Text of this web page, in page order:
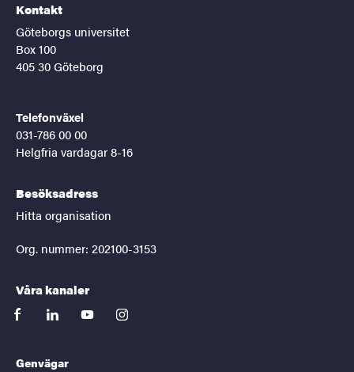
Kontakt
Göteborgs universitet
Box 100
405 30 Göteborg
Telefonväxel
031-786 00 00
Helgfria vardagar 8-16
Besöksadress
Hitta organisation
Org. nummer: 202100-3153
Våra kanaler
facebooklinkedinyoutubeinstagram
Genvägar